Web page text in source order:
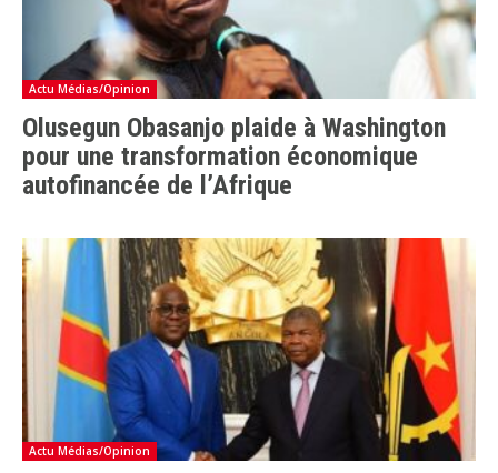
Actu Médias/Opinion
Olusegun Obasanjo plaide à Washington
pour une transformation économique
autofinancée de l’Afrique
Actu Médias/Opinion